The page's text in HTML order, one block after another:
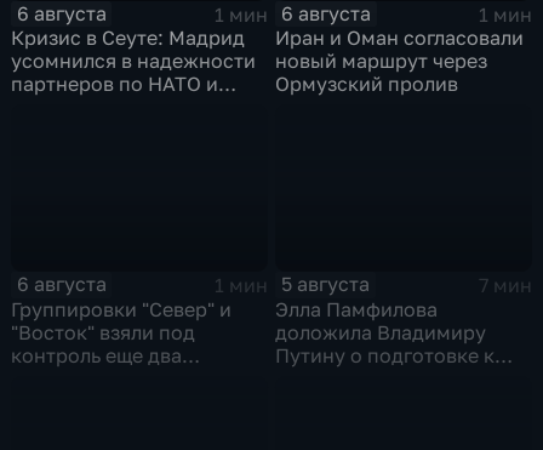
6 августа
1 мин
Кризис в Сеуте: Мадрид
усомнился в надежности
партнеров по НАТО и
6 августа
1 мин
Иран и Оман согласовали
новый маршрут через
Ормузский пролив
6 августа
1 мин
Группировки "Север" и
"Восток" взяли под
контроль еще два
5 августа
7 мин
Элла Памфилова
доложила Владимиру
Путину о подготовке к